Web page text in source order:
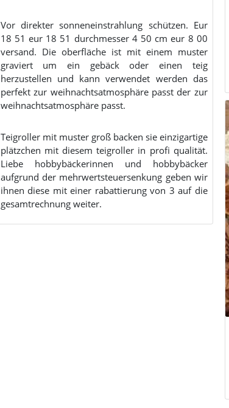
Vor direkter sonneneinstrahlung schützen. Eur
18 51 eur 18 51 durchmesser 4 50 cm eur 8 00
versand. Die oberfläche ist mit einem muster
graviert um ein gebäck oder einen teig
herzustellen und kann verwendet werden das
perfekt zur weihnachtsatmosphäre passt der zur
weihnachtsatmosphäre passt.
Teigroller mit muster groß backen sie einzigartige
plätzchen mit diesem teigroller in profi qualität.
Liebe hobbybäckerinnen und hobbybäcker
aufgrund der mehrwertsteuersenkung geben wir
ihnen diese mit einer rabattierung von 3 auf die
gesamtrechnung weiter.